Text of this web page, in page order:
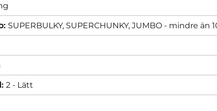
SUPERBULKY, SUPERCHUNKY, JUMBO - mindre än
2 - Lätt